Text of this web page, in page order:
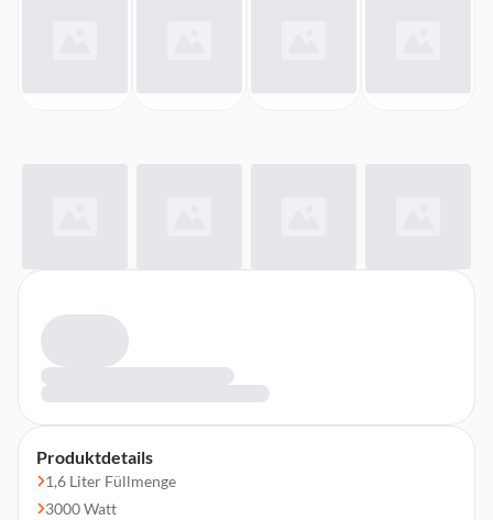
Produktdetails
1,6 Liter Füllmenge
3000 Watt